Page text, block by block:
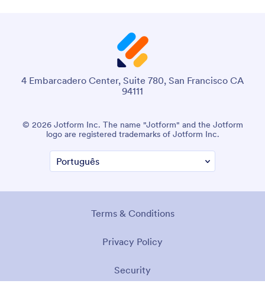
4 Embarcadero Center, Suite 780, San Francisco CA
94111
© 2026 Jotform Inc. The name "Jotform" and the Jotform
logo are registered trademarks of Jotform Inc.
Terms & Conditions
Privacy Policy
Security